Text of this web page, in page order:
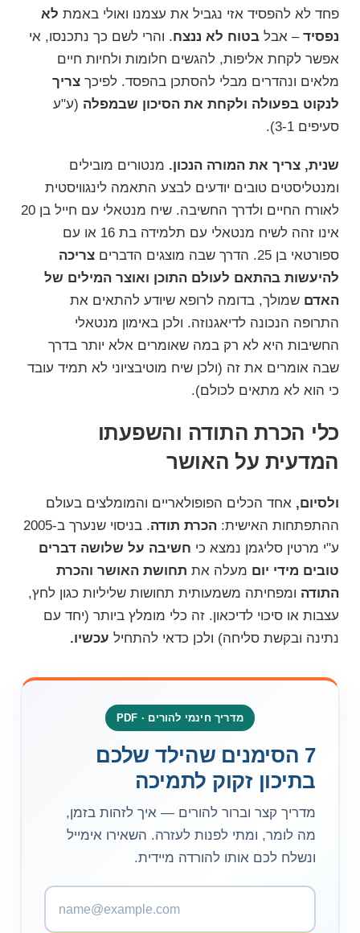
פחד לא להפסיד אזי נגביל את עצמנו ואולי באמת לא
נפסיד – אבל בטוח לא ננצח. והרי לשם כך נתכנסו, אי
אפשר לקחת אליפות, להגשים חלומות ולחיות חיים
מלאים ונהדרים מבלי להסתכן בהפסד. לפיכך צריך
לנקוט בפעולה ולקחת את הסיכון שבמפלה (ע"ע
סעיפים 3-1).
שנית, צריך את המורה הנכון. מנטורים מובילים
ומנטליסטים טובים יודעים לבצע התאמה לינגוויסטית
לאורח החיים ולדרך החשיבה. שיח מנטאלי עם חייל בן 20
אינו זהה לשיח מנטאלי עם תלמידה בת 16 או עם
ספורטאי בן 25. הדרך שבה מוצגים הדברים
צריכה
להיעשות בהתאם לעולם התוכן ואוצר המילים של
האדם שמולך, בדומה לרופא שיודע להתאים את
התרופה הנכונה לדיאגנוזה. ולכן באימון מנטאלי
החשיבות היא לא רק במה שאומרים אלא יותר בדרך
שבה אומרים את זה (ולכן שיח מוטיבציוני לא תמיד עובד
כי הוא לא מתאים לכולם).
כלי הכרת התודה והשפעתו
המדעית על האושר
ולסיום, אחד הכלים הפופולאריים והמומלצים בעולם
ההתפתחות האישית: הכרת תודה
. בניסוי שנערך ב-2005
ע"י מרטין סליגמן נמצא כי חשיבה על שלושה דברים
טובים מידי יום מעלה את תחושת האושר והכרת
התודה ומפחיתה משמעותית תחושות שליליות כגון לחץ,
עצבות או סיכוי לדיכאון. זה כלי מומלץ ביותר (יחד עם
נתינה ובקשת סליחה) ולכן כדאי להתחיל עכשיו.
מדריך חינמי להורים · PDF
7 הסימנים שהילד שלכם
בתיכון זקוק לתמיכה
מדריך קצר וברור להורים — איך לזהות בזמן,
מה לומר, ומתי לפנות לעזרה. השאירו אימייל
ונשלח לכם אותו להורדה מיידית.